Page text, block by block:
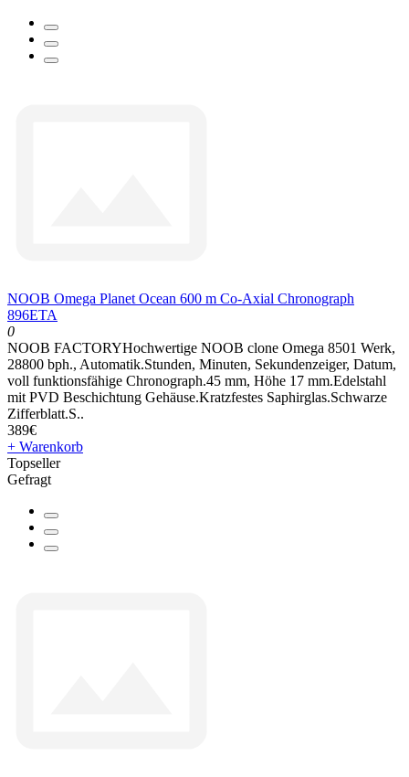
NOOB Omega Planet Ocean 600 m Co-Axial Chronograph
896ETA
0
NOOB FACTORYHochwertige NOOB clone Omega 8501 Werk,
28800 bph., Automatik.Stunden, Minuten, Sekundenzeiger, Datum,
voll funktionsfähige Chronograph.45 mm, Höhe 17 mm.Edelstahl
mit PVD Beschichtung Gehäuse.Kratzfestes Saphirglas.Schwarze
Zifferblatt.S..
389€
+ Warenkorb
Topseller
Gefragt